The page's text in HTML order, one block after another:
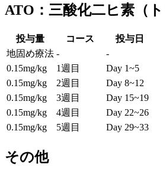
ATO：三酸化二ヒ素（
投与量 コース
投与日
地固め療法 -
-
0.15mg/kg
1週目
Day 1~5
0.15mg/kg
2週目
Day 8~12
0.15mg/kg
3週目
Day 15~19
0.15mg/kg
4週目
Day 22~26
0.15mg/kg
5週目 Day 29~33
その他